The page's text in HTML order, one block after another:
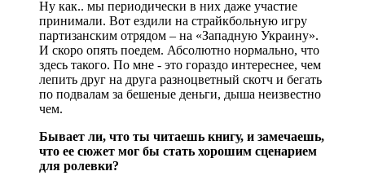
Ну как.. мы периодически в них даже участие
принимали. Вот ездили на страйкбольную игру
партизанским отрядом – на «Западную Украину».
И скоро опять поедем. Абсолютно нормально, что
здесь такого. По мне - это гораздо интереснее, чем
лепить друг на друга разноцветный скотч и бегать
по подвалам за бешеные деньги, дыша неизвестно
чем.
Бывает ли, что ты читаешь книгу, и замечаешь,
что ее сюжет мог бы стать хорошим сценарием
для ролевки?